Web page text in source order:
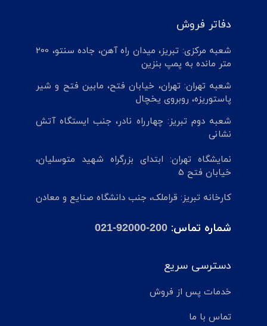
دفاتر فروش
شعبه مرکزی: تبریز، میدان راه آهن، جاده سنتو، 200
متر مانده به پمپ بنزین
شعبه تهران: تهران، خیابان فتح، مابین فتح و شیر
پاستوریزه، روبروی یخچال
شعبه دوم تبریز: چهارراه نادر، جنب ایستگاه آتش
نشانی
نمایشگاه تهران: ابتدای بزرگراه شهید متوسلیان،
خیابان فتح 5
کارخانه تبریز: قراملک، جنب دانشگاه صنایع و معادن
شماره تماس: 021-92000-200
دسترسی سریع
خدمات پس از فروش
تماس با ما